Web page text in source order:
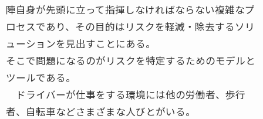
陣自身が先頭に立って指揮しなければならない複雑なプ
ロセスであり、その目的はリスクを軽減・除去するソリ
ューションを見出すことにある。
そこで問題になるのがリスクを特定するためのモデルと
ツールである。
ドライバーが仕事をする環境には他の労働者、歩行
者、自転車などさまざまな人びとがいる。